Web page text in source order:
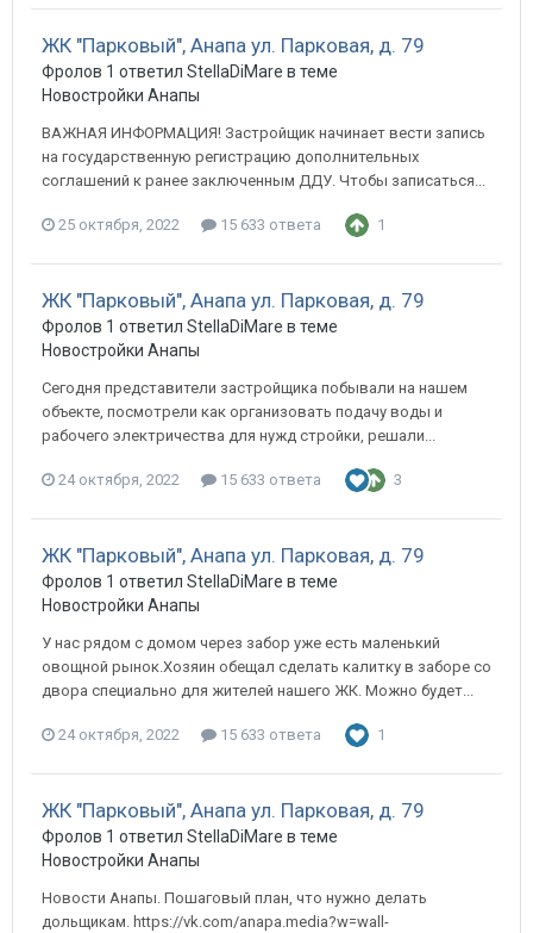
ЖК "Парковый", Анапа ул. Парковая, д. 79
Фролов 1 ответил StellaDiMare в теме
Новостройки Анапы
ВАЖНАЯ ИНФОРМАЦИЯ! Застройщик начинает вести запись
на государственную регистрацию дополнительных
соглашений к ранее заключенным ДДУ. Чтобы записаться...
25 октября, 2022 15 633 ответа 1
ЖК "Парковый", Анапа ул. Парковая, д. 79
Фролов 1 ответил StellaDiMare в теме
Новостройки Анапы
Сегодня представители застройщика побывали на нашем
объекте, посмотрели как организовать подачу воды и
рабочего электричества для нужд стройки, решали...
24 октября, 2022 15 633 ответа 3
ЖК "Парковый", Анапа ул. Парковая, д. 79
Фролов 1 ответил StellaDiMare в теме
Новостройки Анапы
У нас рядом с домом через забор уже есть маленький
овощной рынок.Хозяин обещал сделать калитку в заборе со
двора специально для жителей нашего ЖК. Можно будет...
24 октября, 2022 15 633 ответа 1
ЖК "Парковый", Анапа ул. Парковая, д. 79
Фролов 1 ответил StellaDiMare в теме
Новостройки Анапы
Новости Анапы. Пошаговый план, что нужно делать
дольщикам. https://vk.com/anapa.media?w=wall-